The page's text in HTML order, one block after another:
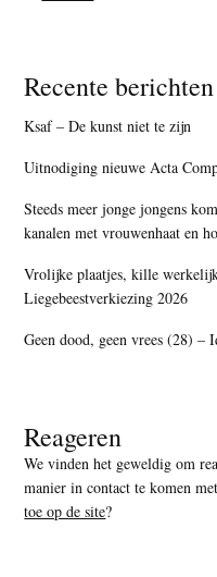
Recente berichten
Ksaf – De kunst niet te zijn
Uitnodiging nieuwe Acta
Steeds meer jonge jongens
kanalen met vrouwenhaat en
Vrolijke plaatjes, kille
Liegebeestverkiezing 2026
Geen dood, geen vrees (28) –
Reageren
We vinden het geweldig om
manier in contact te komen
toe op de site?